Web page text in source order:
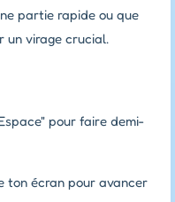
partie rapide ou que
un virage crucial.
pour faire demi-
ton écran pour avancer